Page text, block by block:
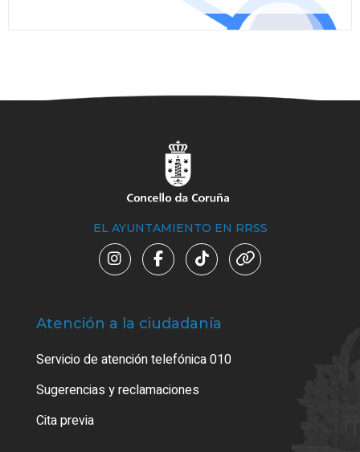
EL AYUNTAMIENTO EN RRSS
Atención a la ciudadanía
Servicio de atención telefónica 010
Sugerencias y reclamaciones
Cita previa